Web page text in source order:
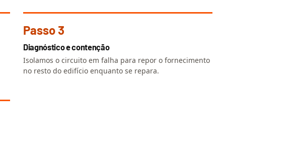
Passo 3
Diagnóstico e contenção
Isolamos o circuito em falha para repor o fornecimento
no resto do edifício enquanto se repara.